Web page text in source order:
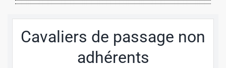
Cavaliers de passage non
adhérents